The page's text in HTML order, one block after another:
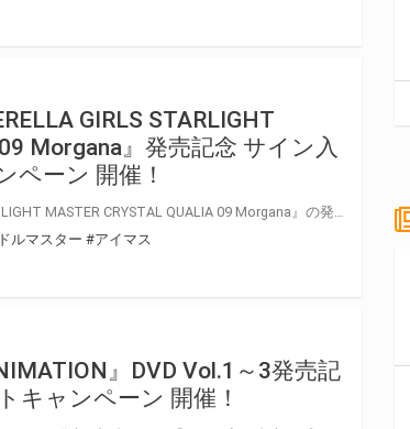
GIRLS STARLIGHT
Morgana』発売記念 サイン入
ペーン 開催！
ルマスター #アイマス
』DVD Vol.1～3発売記
キャンペーン 開催！